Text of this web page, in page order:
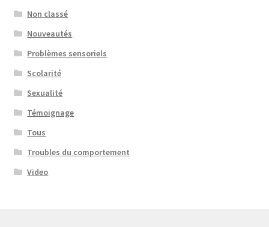
Non classé
Nouveautés
Problèmes sensoriels
Scolarité
Sexualité
Témoignage
Tous
Troubles du comportement
Video